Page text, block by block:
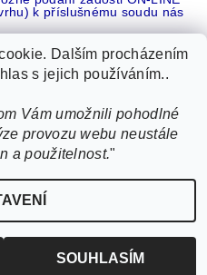
k příslušnému soudu nás
16 let REFERENCÍ v celé ČR |
na SEZNAMU |
nebo EXEKUCÍ ZDE
bankrot ZDARMA od EURA
nastavení cookies
Dalším procházením
s jejich používáním..
Vám umožnili pohodlné
provozu webu neustále
a použitelnost."
SOUHLASÍM